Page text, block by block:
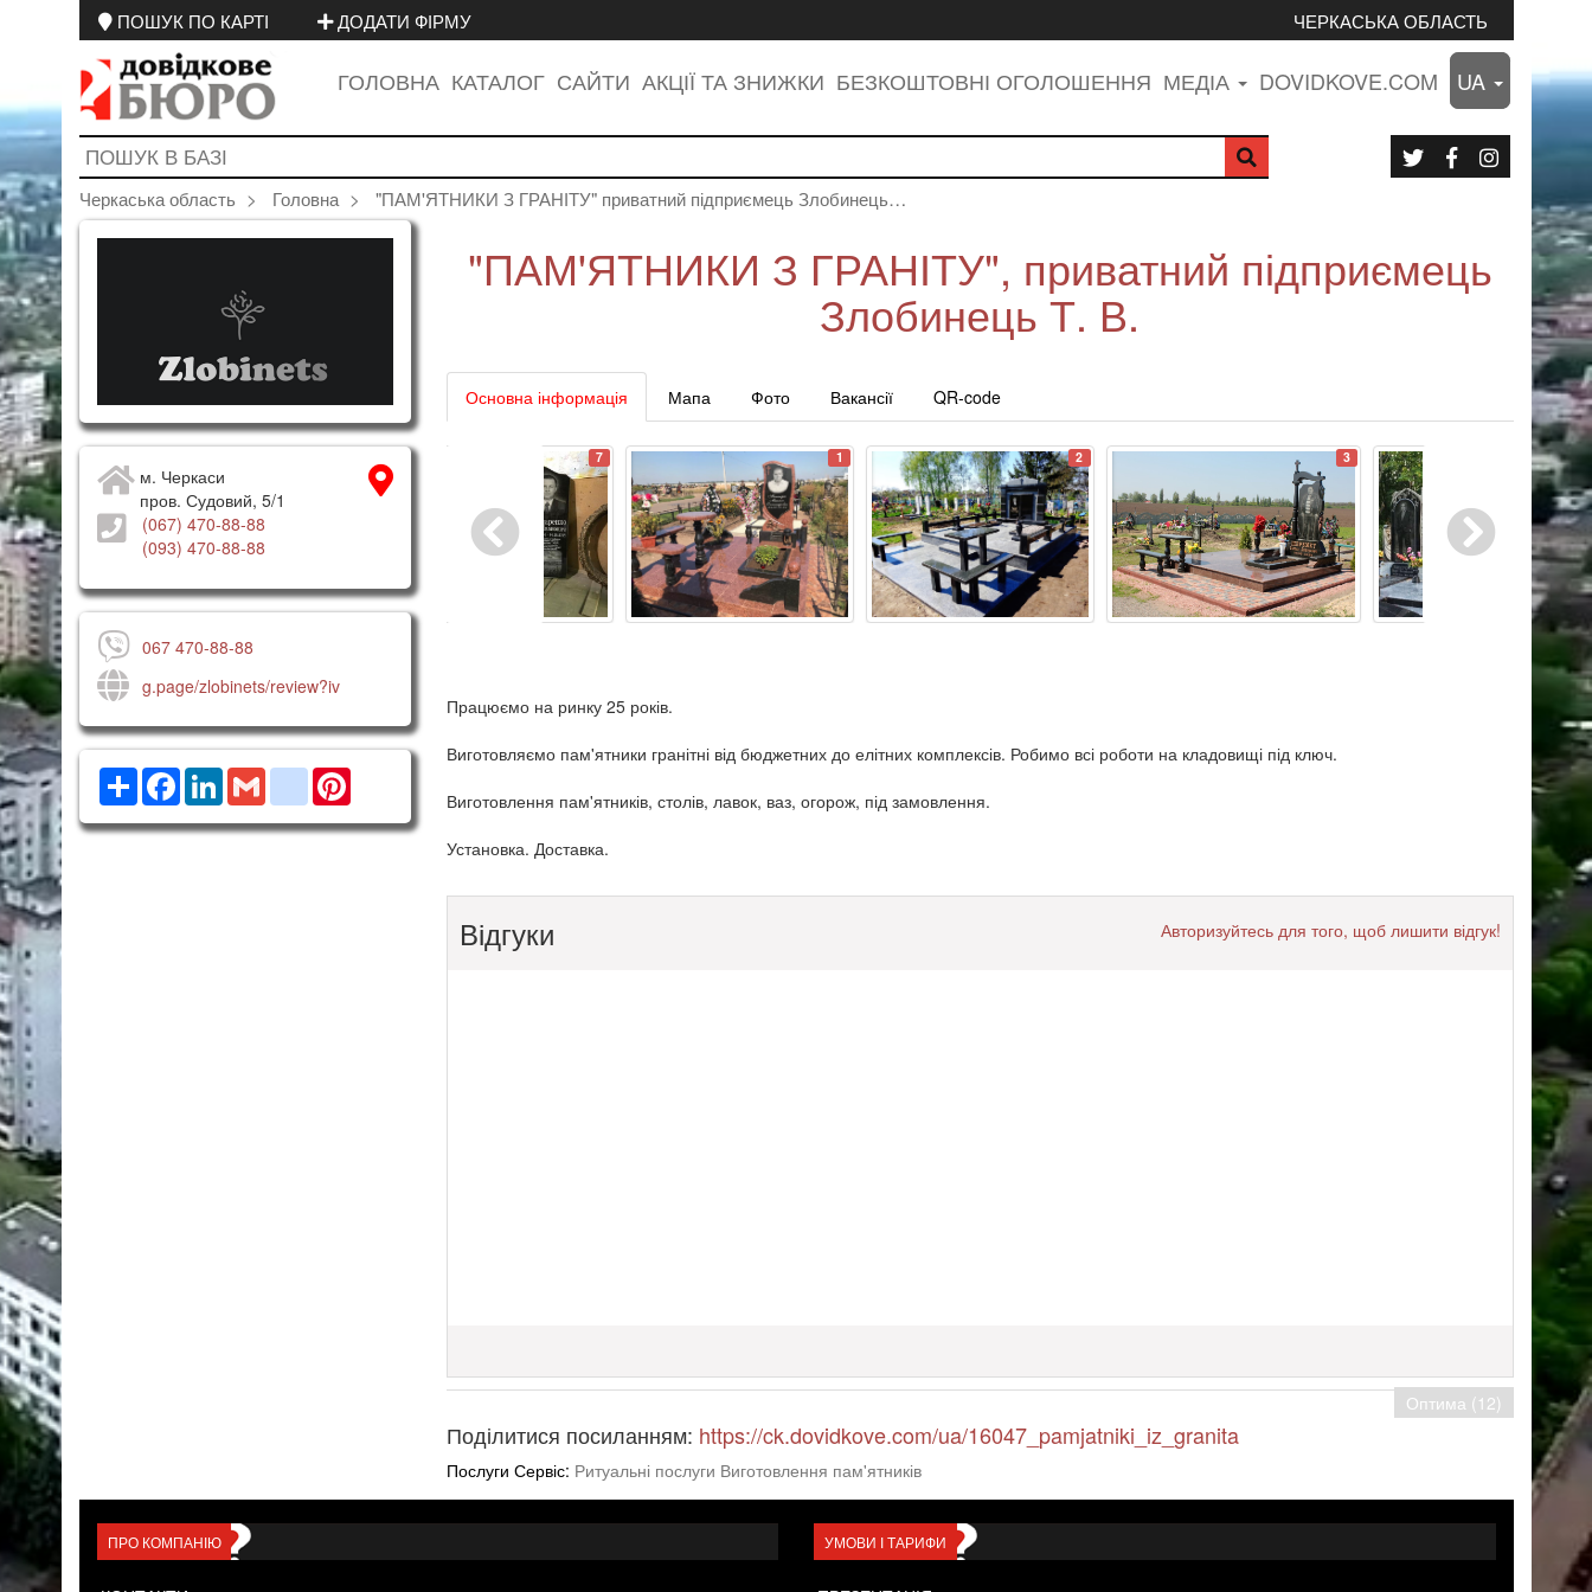
ПОШУК ПО КАРТІ ДОДАТИ ФІРМУ ЧЕРКАСЬКА ОБЛАСТЬ
ГОЛОВНА КАТАЛОГ САЙТИ АКЦІЇ ТА ЗНИЖКИ БЕЗКОШТОВНІ ОГОЛОШЕННЯ МЕДІА DOVIDKOVE.COM UA
Черкаська область Головна "ПАМ'ЯТНИКИ З ГРАНІТУ" приватний підприємець Злобинець…
м. Черкаси
пров. Судовий, 5/1
(067) 470-88-88
(093) 470-88-88
067 470-88-88
g.page/zlobinets/review?iv
РесурсFacebook
LinkedInGmailgoogle_bookmarks
Pinterest
"ПАМ'ЯТНИКИ З ГРАНІТУ", приватний підприємець
Злобинець Т. В.
Основна інформація Мапа Фото Вакансії QR-code
7 1 2 3
Працюємо на ринку 25 років.
Виготовляємо пам'ятники гранітні від бюджетних до елітних комплексів. Робимо всі роботи на кладовищі під ключ.
Виготовлення пам'ятників, столів, лавок, ваз, огорож, під замовлення.
Установка. Доставка.
Відгуки Авторизуйтесь для того, щоб лишити відгук!
Оптима (12)
Поділитися посиланням: https://ck.dovidkove.com/ua/16047_pamjatniki_iz_granita
Послуги Сервіс: Ритуальні послуги Виготовлення пам'ятників
ПРО КОМПАНІЮ УМОВИ І ТАРИФИ